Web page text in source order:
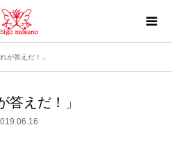
れが答えだ！」
答えだ！」